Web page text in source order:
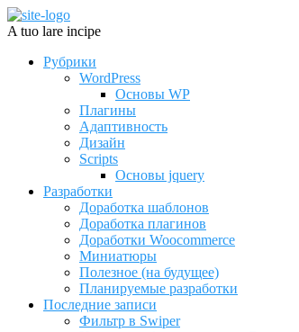
A tuo lare incipe
Рубрики
WordPress
Основы WP
Плагины
Адаптивность
Дизайн
Scripts
Основы jquery
Разработки
Доработка шаблонов
Доработка плагинов
Доработки Woocommerce
Миниатюры
Полезное (на будущее)
Планируемые разработки
Последние записи
Фильтр в Swiper